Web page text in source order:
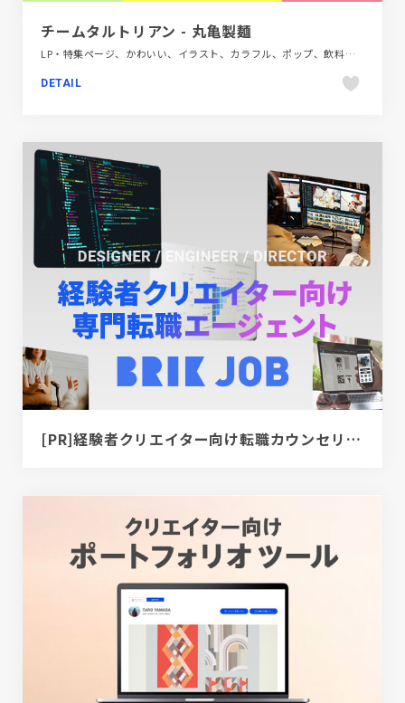
チームタルトリアン - 丸亀製麺
LP・特集ページ、かわいい、イラスト、カラフル、ポップ、飲料・食品、飲食店・グルメ・ウェディング
DETAIL
[PR]経験者クリエイター向け転職カウンセリング｜デザイナー / ディレクター / エンジニア